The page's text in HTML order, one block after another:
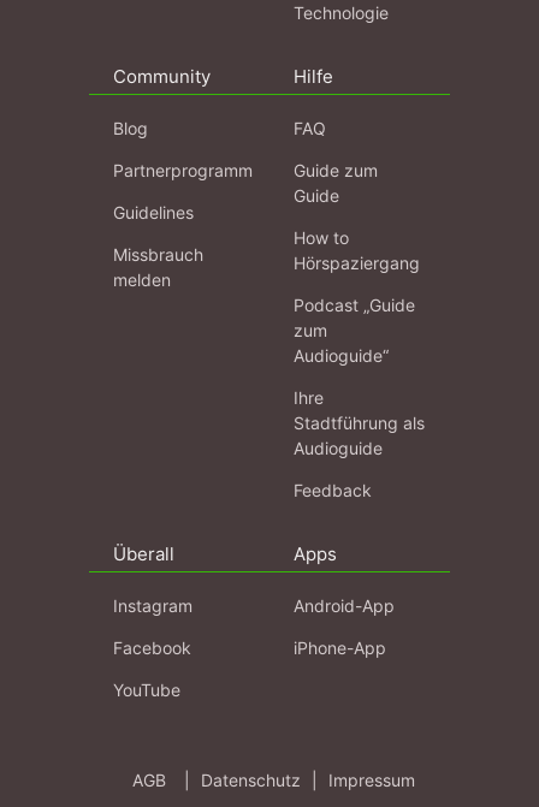
Technologie
Community
Blog
Partnerprogramm
Guidelines
Missbrauch
melden
Hilfe
FAQ
Guide zum
Guide
How to
Hörspaziergang
Podcast „Guide
zum
Audioguide“
Ihre
Stadtführung als
Audioguide
Feedback
Überall
Instagram
Facebook
YouTube
Apps
Android-App
iPhone-App
AGB Datenschutz Impressum